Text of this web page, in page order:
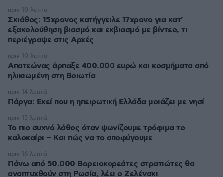
Σκιάθος: 15χρονος κατήγγειλε 17χρονο για κατ'
εξακολούθηση βιασμό και εκβιασμό με βίντεο, τι
περιέγραψε στις Αρχές
πριν 10 λεπτά
Απατεώνας άρπαξε 400.000 ευρώ και κοσμήματα από
ηλικιωμένη στη Βοιωτία
πριν 10 λεπτά
Πάργα: Εκεί που η ηπειρωτική Ελλάδα μοιάζει με νησί
πριν 14 λεπτά
Το πιο συχνό λάθος όταν ψωνίζουμε τρόφιμα το
καλοκαίρι – Και πώς να το αποφύγουμε
πριν 15 λεπτά
Πάνω από 50.000 Βορειοκορεάτες στρατιώτες θα
αναπτυχθούν στη Ρωσία, λέει ο Ζελένσκι
πριν 16 λεπτά